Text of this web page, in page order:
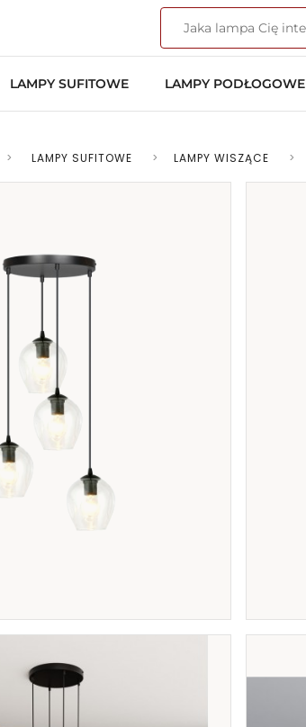
LAMPY SUFITOWE LAMPY PODŁOGOWE
> LAMPY SUFITOWE > LAMPY WISZĄCE >